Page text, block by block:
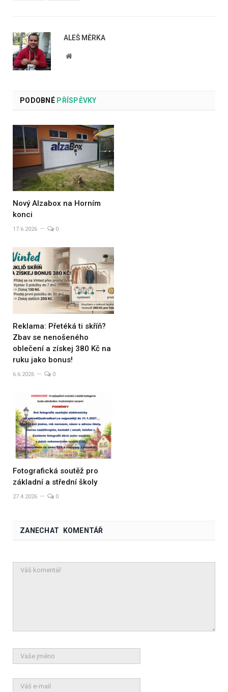
ALEŠ MĚRKA
Website
PODOBNÉPŘÍSPĚVKY
Nový Alzabox na Horním
konci
17.6.2026 0
Reklama: Přetéká ti skříň?
Zbav se nenošeného
oblečení a získej 380 Kč na
ruku jako bonus!
6.6.2026 0
Fotografická soutěž pro
základní a střední školy
27.4.2026 0
ZANECHAT KOMENTÁŘ